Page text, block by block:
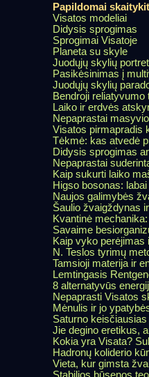
Papildomai
Visatos modeliai
Didysis sprogimas
Sprogimai Visatoje
Planeta su skyle
Juodųjų skylių
Pasikėsinimas į
Juodųjų skylių
Bendroji reliatyvumo
Laiko ir erdvės
Nepaprastai
Visatos pirmapradis
Tėkmė: kas atvedė
Didysis sprogimas
Nepaprastai
Kaip sukurti laiko
Higso bosonas:
Naujos galimybės
Šaulio žvaigždynas
Kvantinė
Savaime
Kaip vyko perėjimas
N. Teslos tyrimų
Tamsioji materija ir
Lemtingasis
8 alternatyvūs
Nepaprasti Visatos
Mėnulis ir jo
Saturno
Jie degino eretikus,
Kokia yra Visata?
Hadronų koliderio
Vieta, kur gimsta
Stabilios būsenos